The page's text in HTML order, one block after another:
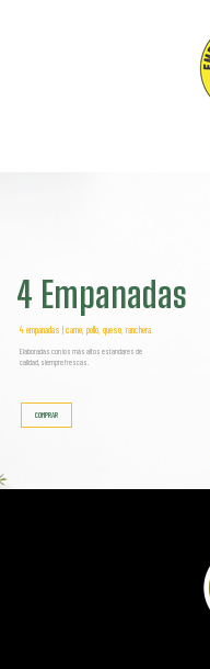
4 empanadas | carne, pollo, queso, ranchera.
4 Empanadas
Elaboradas con los más altos estandares de
calidad, siempre frescas.
COMPRAR